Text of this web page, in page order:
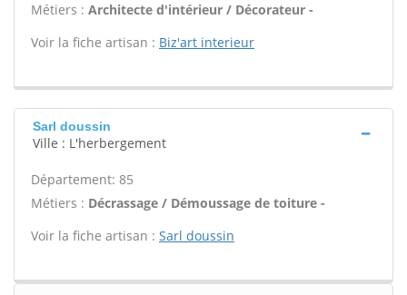
Métiers : Architecte d'intérieur / Décorateur -
Voir la fiche artisan : Biz'art interieur
Sarl doussin
Ville : L'herbergement
Département: 85
Métiers : Décrassage / Démoussage de toiture -
Voir la fiche artisan : Sarl doussin